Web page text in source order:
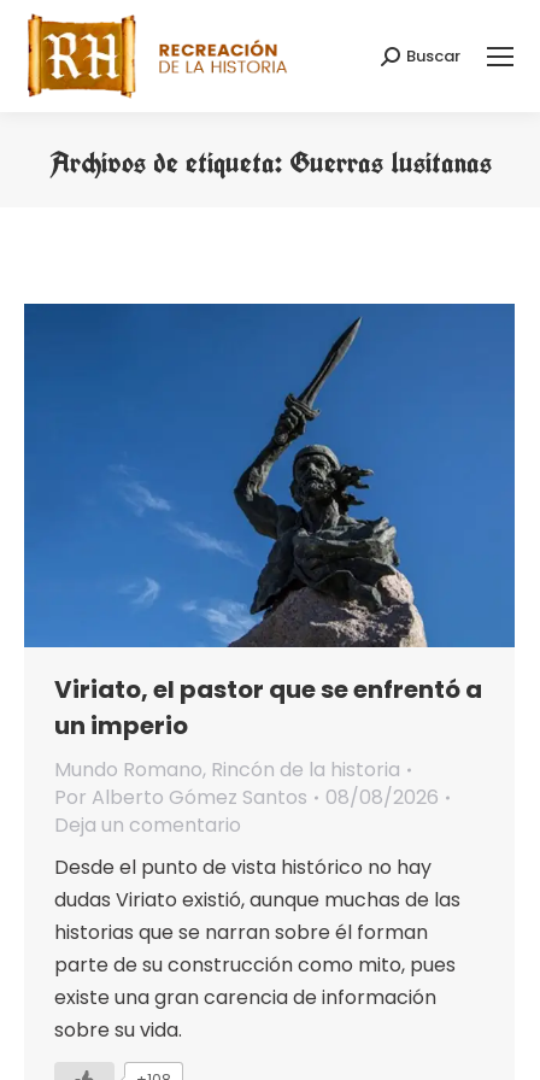
Buscar:
Buscar
Archivos de etiqueta: Guerras lusitanas
Viriato, el pastor que se enfrentó a
un imperio
Mundo Romano, Rincón de la historia
Por Alberto Gómez Santos
08/08/2026
Deja un comentario
Desde el punto de vista histórico no hay
dudas Viriato existió, aunque muchas de las
historias que se narran sobre él forman
parte de su construcción como mito, pues
existe una gran carencia de información
sobre su vida.